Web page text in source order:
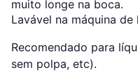
muito longe na boca.
Lavável na máquina de
Recomendado para
sem polpa, etc).